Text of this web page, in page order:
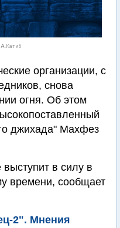
А.Катиб
организации, с
снова
огня. Об этом
джихада" Махфез
в силу в
времени, сообщает
2". Мнения